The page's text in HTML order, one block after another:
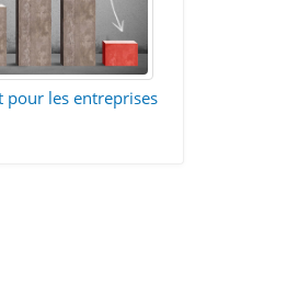
pour les entreprises